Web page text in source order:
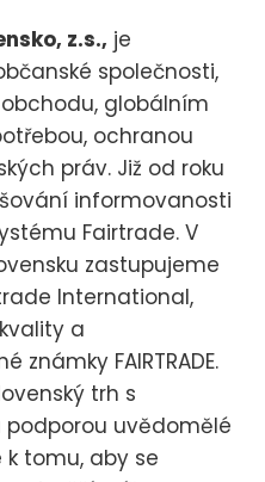
z.s., je
společnosti,
globálním
ochranou
práv. Již od roku
informovanosti
Fairtrade. V
zastupujeme
International,
a
FAIRTRADE.
trh s
uvědomělé
tomu, aby se